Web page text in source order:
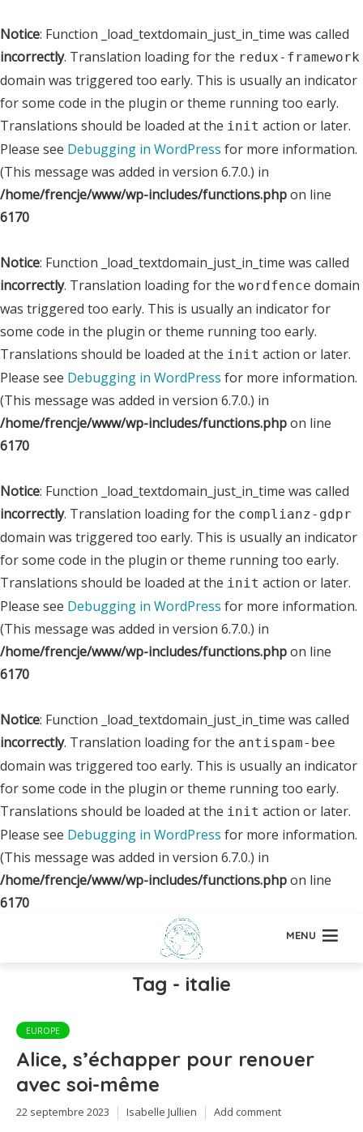
Notice: Function _load_textdomain_just_in_time was called
incorrectly. Translation loading for the redux-framework
domain was triggered too early. This is usually an indicator
for some code in the plugin or theme running too early.
Translations should be loaded at the init action or later.
Please see Debugging in WordPress for more information.
(This message was added in version 6.7.0.) in
/home/frencje/www/wp-includes/functions.phpon line
6170
Notice: Function _load_textdomain_just_in_time was called
incorrectly. Translation loading for the wordfence domain
was triggered too early. This is usually an indicator for
some code in the plugin or theme running too early.
Translations should be loaded at the init action or later.
Please see Debugging in WordPress for more information.
(This message was added in version 6.7.0.) in
/home/frencje/www/wp-includes/functions.phpon line
6170
Notice: Function _load_textdomain_just_in_time was called
incorrectly. Translation loading for the complianz-gdpr
domain was triggered too early. This is usually an indicator
for some code in the plugin or theme running too early.
Translations should be loaded at the init action or later.
Please see Debugging in WordPress for more information.
(This message was added in version 6.7.0.) in
/home/frencje/www/wp-includes/functions.phpon line
6170
Notice: Function _load_textdomain_just_in_time was called
incorrectly. Translation loading for the antispam-bee
domain was triggered too early. This is usually an indicator
for some code in the plugin or theme running too early.
Translations should be loaded at the init action or later.
Please see Debugging in WordPress for more information.
(This message was added in version 6.7.0.) in
/home/frencje/www/wp-includes/functions.phpon line
6170
MENU
Tag - italie
EUROPE
Alice, s’échapper pour renouer
avec soi-même
22 septembre 2023 Isabelle Jullien Add comment